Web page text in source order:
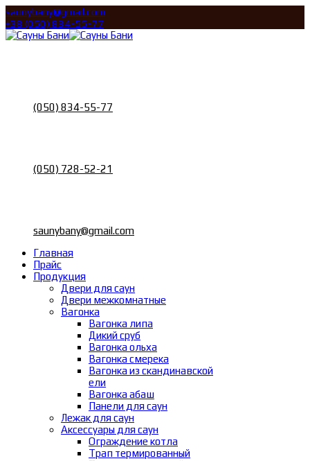
saunybany@gmail.com
+38 (050) 834-55-77
(050) 834-55-77
(050) 728-52-21
saunybany@gmail.com
Главная
Прайс
Продукция
Двери для саун
Двери межкомнатные
Вагонка
Вагонка липа
Дикий сруб
Вагонка ольха
Вагонка смерека
Вагонка из скандинавской
ели
Вагонка абаш
Панели для саун
Лежак для саун
Аксессуары для саун
Ограждение котла
Трап термированный